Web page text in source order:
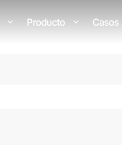
Producto Casos